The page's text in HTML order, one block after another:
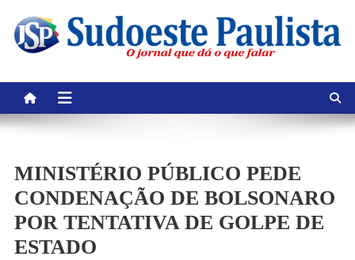
content
MINISTÉRIO PÚBLICO PEDE
CONDENAÇÃO DE BOLSONARO
POR TENTATIVA DE GOLPE DE
ESTADO